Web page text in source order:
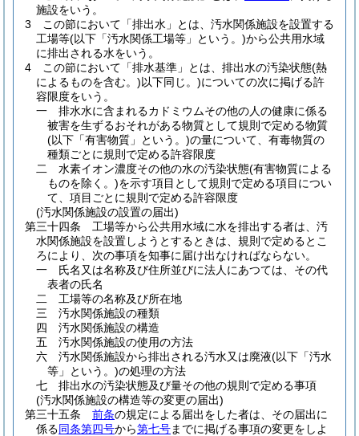
施設をいう。
3
この節において「排出水」とは、汚水関係施設を設置する
工場等(以下「汚水関係工場等」という。)から公共用水域
に排出される水をいう。
4
この節において「排水基準」とは、排出水の汚染状態(熱
によるものを含む。)以下同じ。 )についての次に掲げる許
容限度をいう。
一
排水水に含まれるカドミウムその他の人の健康に係る
被害を生ずるおそれがある物質として規則で定める物質
(以下「有害物質」という。)の量について、有毒物質の
種類ごとに規則で定める許容限度
二
水素イオン濃度その他の水の汚染状態(有害物質による
ものを除く。)を示す項目として規則で定める項目につい
て、項目ごとに規則で定める許容限度
(汚水関係施設の設置の届出)
第三十四条
工場等から公共用水域に水を排出する者は、汚
水関係施設を設置しようとするときは、規則で定めるとこ
ろにより、次の事項を知事に届け出なければならない。
一
氏名又は名称及び住所並びに法人にあつては、その代
表者の氏名
二
工場等の名称及び所在地
三
汚水関係施設の種類
四
汚水関係施設の構造
五
汚水関係施設の使用の方法
六
汚水関係施設から排出される汚水又は廃液(以下「汚水
等」という。)の処理の方法
七
排出水の汚染状態及び量その他の規則で定める事項
(汚水関係施設の構造等の変更の届出)
第三十五条
前条の規定による届出をした者は、その届出に
係る同条第四号から第七号までに掲げる事項の変更をしよ